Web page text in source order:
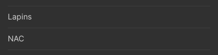
Lapins
NAC